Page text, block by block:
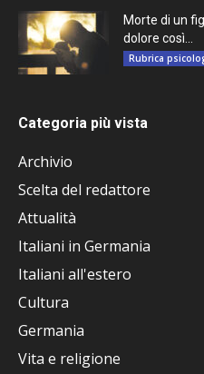
Morte di un
dolore così...
Rubrica
Categoria più vista
Archivio
Scelta del redattore
Attualità
Italiani in Germania
Italiani all'estero
Cultura
Germania
Vita e religione